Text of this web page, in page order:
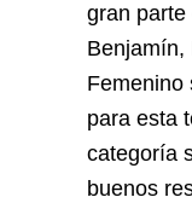
gran
Benjamín,
Femenino
para esta
categoría
buenos